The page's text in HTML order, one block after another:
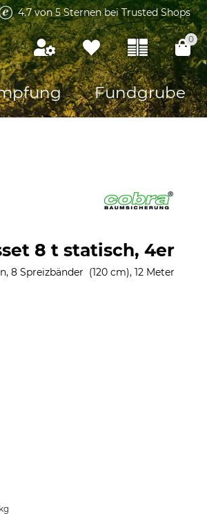
4.7 von 5 Sternen bei Trusted Shops
0
Fundgrube
8 t statisch, 4er
8 Spreizbänder (120 cm), 12 Meter